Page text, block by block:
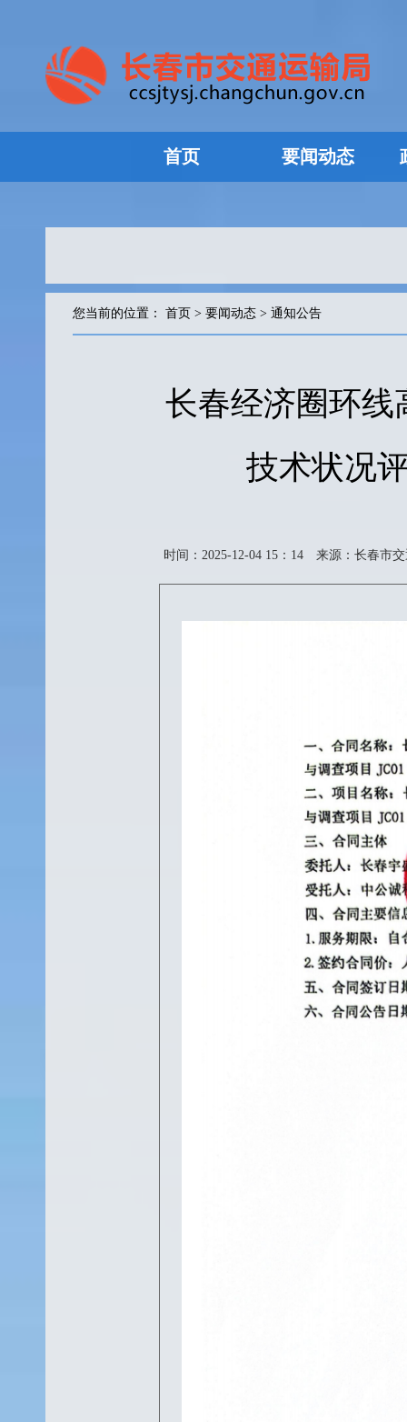
首页 要闻动态
您当前的位置： 首页 > 要闻动态 > 通知公告
长春经济圈环线
技术状况
时间：2025-12-04 15：14 来源：长春市